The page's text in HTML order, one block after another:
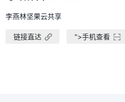
李燕林坚果云共享
链接直达 ">手机查看